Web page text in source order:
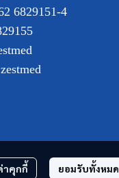
าคุกกี้ ยอมรับทั้งหมด
6829151-4